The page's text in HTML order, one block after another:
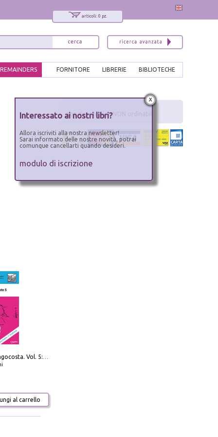
articoli: 0 pz.
BIBLIOTECHE
LIBRERIE
FORNITORE
REMAINDERS
Navigare Lungocosta. Vol. 5: Corsica e Sardegna
al carrello
non disponibile - NON ordinabile
x
Interessato ai nostri libri?
Allora iscriviti alla nostra newsletter!
Sarai informato delle nostre novità, potrai
comunque cancellarti quando desideri.
modulo di iscrizione